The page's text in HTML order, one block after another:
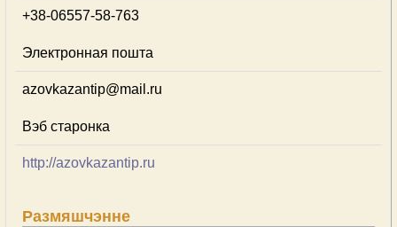
+38-06557-58-763
Электронная пошта
azovkazantip@mail.ru
Вэб старонка
http://azovkazantip.ru
Размяшчэнне